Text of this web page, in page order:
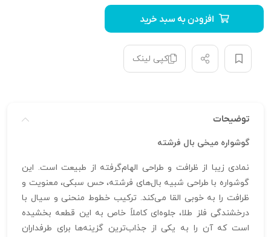
افزودن به سبد خرید
کپی لینک
توضیحات
گوشواره میخی بال فرشته
نمادی زیبا از ظرافت و طراحی الهام‌گرفته از طبیعت است. این
گوشواره با طراحی شبیه بال‌های فرشته، حس سبکی، معنویت و
ظرافت را به خوبی القا می‌کند. ترکیب خطوط منحنی و سیال با
درخشندگی فلز طلا، جلوه‌ای کاملاً خاص به این قطعه بخشیده
است که آن را به یکی از جذاب‌ترین گزینه‌ها برای طرفداران